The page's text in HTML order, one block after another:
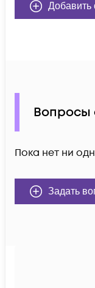
Добавить
Вопросы
Пока нет ни
Задать